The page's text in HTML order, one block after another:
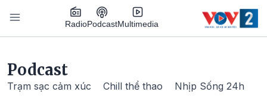
Nhảy đến nội dung
RadioPodcastMultimedia
Podcast
Trạm sạc cảm xúc Chill thể thao Nhịp Sống 24h